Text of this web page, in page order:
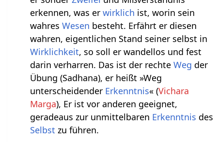
erkennen, was erwirklich ist, worin sein
wahresWesen besteht. Erfährt er diesen
wahren, eigentlichen Stand seiner selbst in
Wirklichkeit, so soll er wandellos und fest
darin verharren. Das ist der rechteWeg der
Übung (Sadhana), er heißt »Weg
unterscheidender Erkenntnis« (Vichara
Marga), Er ist vor anderen geeignet,
geradeaus zur unmittelbaren Erkenntnis des
Selbst zu führen.